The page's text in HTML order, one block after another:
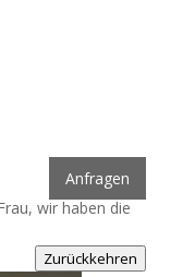
Anfragen
wir haben die
Zurückkehren